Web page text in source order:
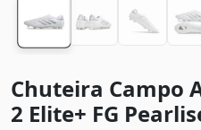
Chuteira Campo
2 Elite+ FG